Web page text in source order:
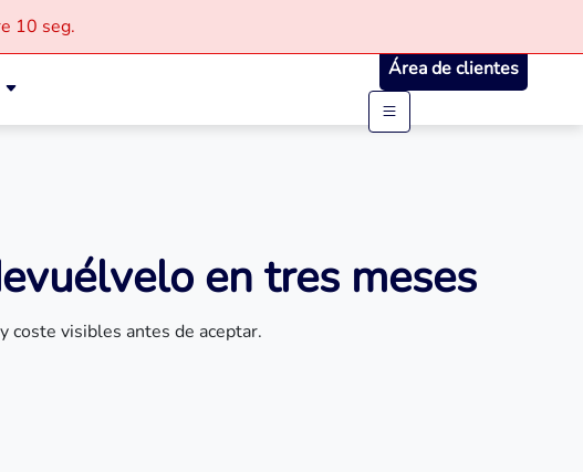
10 seg.
Área de clientes
en tres meses
coste visibles antes de aceptar.